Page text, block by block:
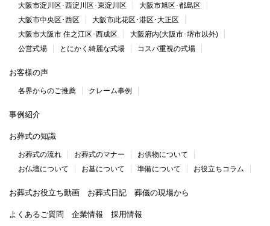
大阪市淀川区･西淀川区･東淀川区
大阪市旭区･都島区
大阪市中央区･西区
大阪市此花区･港区･大正区
大阪市大阪市 住之江区･西成区
大阪府内(大阪市･堺市以外)
公営式場
とにかく綺麗な式場 コスパ重視の式場
お客様の声
各界からのご推薦 クレーム事例
事例紹介
お葬式の知識
お葬式の流れ お葬式のマナー
お供物について
お仏壇について
お墓について 準備について お役立ちコラム
お葬式お役立ち動画 お葬式日記 葬儀の現場から
よくあるご質問 企業情報 採用情報